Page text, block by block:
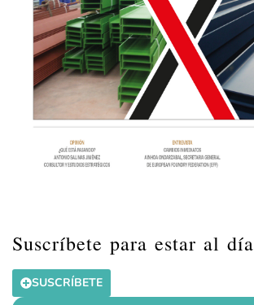
Suscríbete para estar al día
SUSCRÍBETE